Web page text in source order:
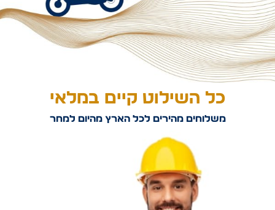
כל השילוט קיים במלאי
משלוחים מהירים לכל הארץ מהיום למחר